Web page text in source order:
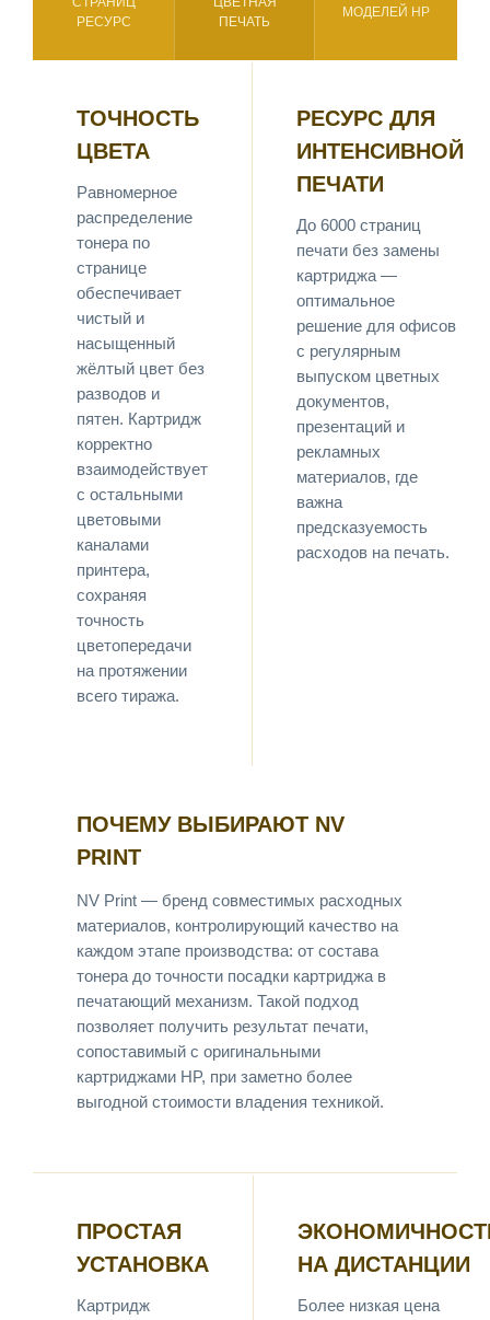
РЕСУРС
ПЕЧАТЬ
МОДЕЛЕЙ HP
ТОЧНОСТЬ
ЦВЕТА
Равномерное
распределение
тонера по
странице
обеспечивает
чистый и
насыщенный
жёлтый цвет без
разводов и
пятен. Картридж
корректно
взаимодействует
с остальными
цветовыми
каналами
принтера,
сохраняя
точность
цветопередачи
на протяжении
всего тиража.
РЕСУРС ДЛЯ
ИНТЕНСИВНОЙ
ПЕЧАТИ
До 6000 страниц
печати без замены
картриджа —
оптимальное
решение для офисов
с регулярным
выпуском цветных
документов,
презентаций и
рекламных
материалов, где
важна
предсказуемость
расходов на печать.
ПОЧЕМУ ВЫБИРАЮТ NV
PRINT
NV Print — бренд совместимых расходных
материалов, контролирующий качество на
каждом этапе производства: от состава
тонера до точности посадки картриджа в
печатающий механизм. Такой подход
позволяет получить результат печати,
сопоставимый с оригинальными
картриджами HP, при заметно более
выгодной стоимости владения техникой.
ПРОСТАЯ
УСТАНОВКА
Картридж
НА ДИСТАНЦИИ
Более низкая цена